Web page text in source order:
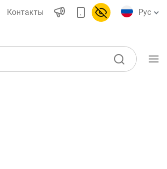
Контакты Рус